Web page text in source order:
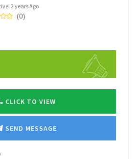
2 years Ago
(0)
CLICK TO VIEW
SEND MESSAGE